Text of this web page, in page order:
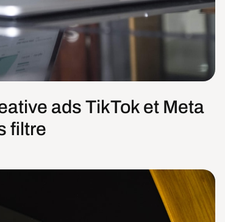
ads TikTok et Meta
filtre